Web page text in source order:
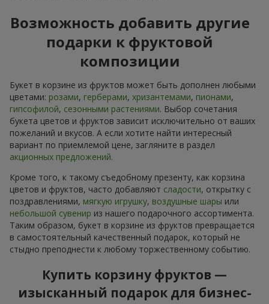
Возможность добавить другие
подарки к фруктовой
композиции
Букет в корзине из фруктов может быть дополнен любыми
цветами: розами, герберами, хризантемами, пионами,
гипсофилой, сезонными растениями. Выбор сочетания
букета цветов и фруктов зависит исключительно от ваших
пожеланий и вкусов. А если хотите найти интересный
вариант по приемлемой цене, загляните в раздел
акционных предложений.
Кроме того, к такому съедобному презенту, как корзина
цветов и фруктов, часто добавляют сладости, открытку с
поздравлениями, мягкую игрушку, воздушные шары или
небольшой сувенир из нашего подарочного ассортимента.
Таким образом, букет в корзине из фруктов превращается
в самостоятельный качественный подарок, который не
стыдно преподнести к любому торжественному событию.
Купить корзину фруктов —
изысканный подарок для бизнес-